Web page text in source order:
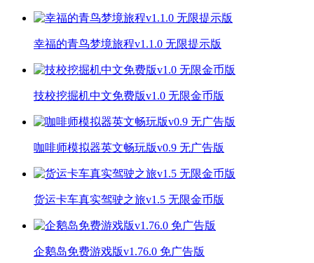
幸福的青鸟梦境旅程v1.1.0 无限提示版
技校挖掘机中文免费版v1.0 无限金币版
咖啡师模拟器英文畅玩版v0.9 无广告版
货运卡车真实驾驶之旅v1.5 无限金币版
企鹅岛免费游戏版v1.76.0 免广告版